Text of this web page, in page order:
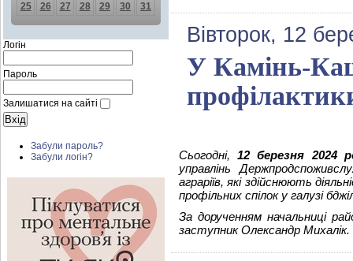
25
26 27 28 29 30 31
Логін
Пароль
Залишатися на сайті
Забули пароль?
Забули логін?
Вівторок, 12
У Камінь-
Сьогодні,12 березня 2024
управлінь
аграріїв, які здійснюють
профільних спілок у галузі
За дорученням начальниці
заступник Олександр Михалік.